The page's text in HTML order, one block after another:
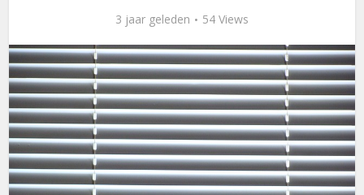
3 jaar geleden 54 Views